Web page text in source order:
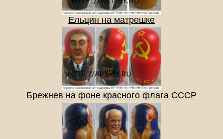
Ельцин на матрешке
Брежнев на фоне красного флага СССР